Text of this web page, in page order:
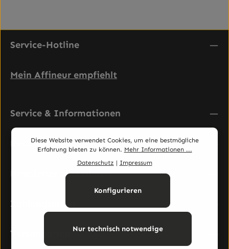
Service-Hotline
Mein Affineur empfiehlt
Service & Informationen
Rechtliches
Newsletter abonnieren
Zahlungsarten
Versandarten
Diese Website verwendet Cookies, um eine bestmögliche
Erfahrung bieten zu können. Mehr Informationen ...
Datenschutz | Impressum
Nur technisch notwendige
Konfigurieren